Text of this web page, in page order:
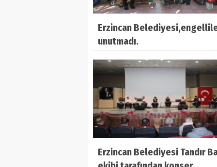
Erzincan
unutmadı.
Erzincan Belediyesi Tandır